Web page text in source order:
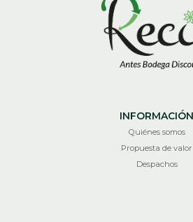
INFORMACIÓN
Quiénes somos
Propuesta de valor
Despachos